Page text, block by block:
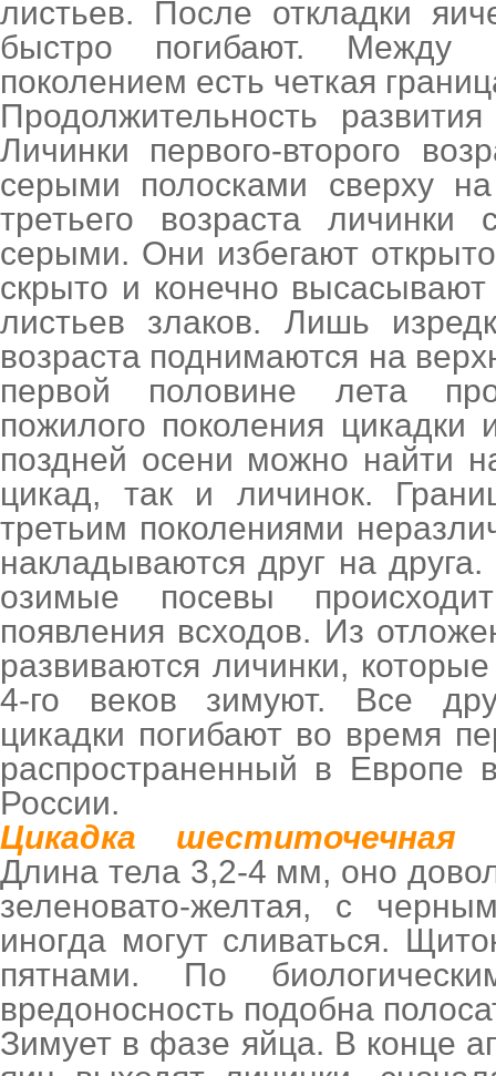
листьев. После откладки
быстро погибают.
поколением есть четкая
Продолжительность
Личинки первого-второго
серыми полосками сверху
третьего возраста личинки
серыми. Они избегают
скрыто и конечно
листьев злаков. Лишь
возраста поднимаются на
первой половине лета
пожилого поколения цикадки
поздней осени можно найти
цикад, так и личинок.
третьим поколениями
накладываются друг на
озимые посевы
появления всходов. Из
развиваются личинки,
4-го веков зимуют. Все
цикадки погибают во время
распространенный в
России.
Цикадка шеститочечная
Длина тела 3,2-4 мм, оно
зеленовато-желтая, с
иногда могут сливаться.
пятнами. По
вредоносность подобна
Зимует в фазе яйца. В конце